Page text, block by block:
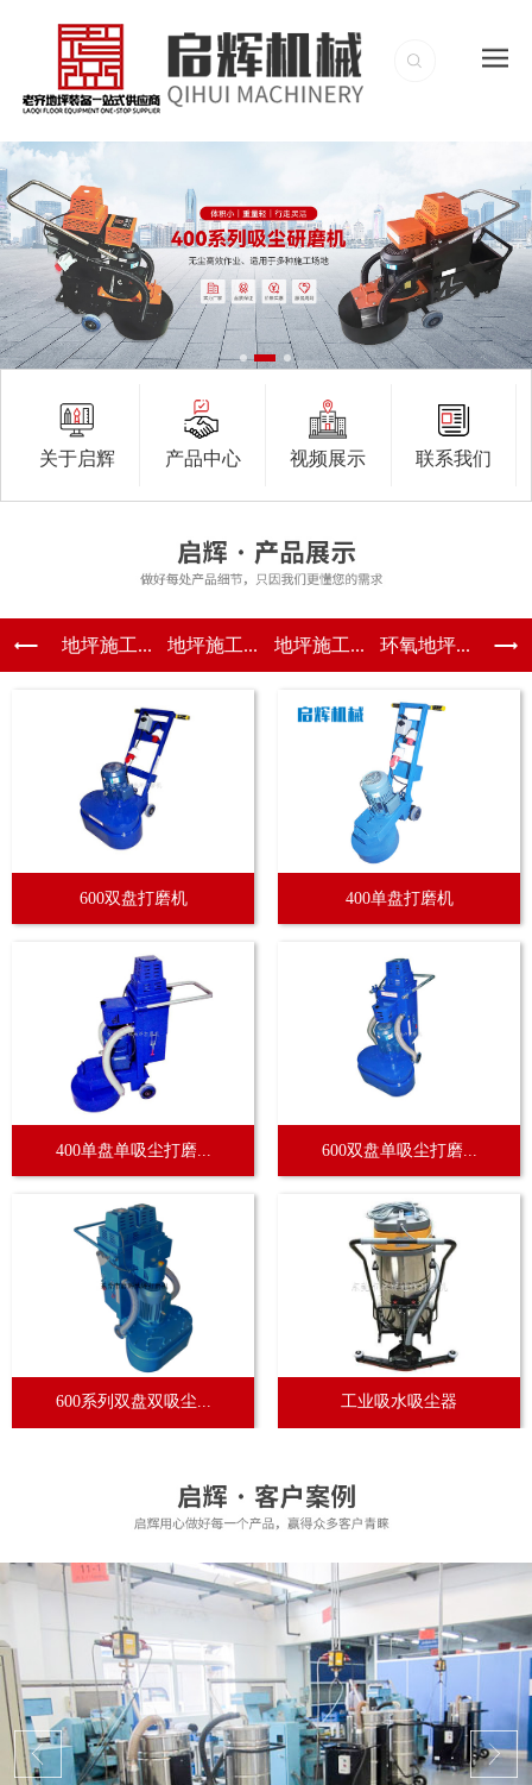
关于启辉 产品中心 视频展示 联系我们
地坪施工... 地坪施工... 地坪施工... 环氧地坪...
600双盘打磨机 400单盘打磨机
400单盘单吸尘打磨... 600双盘单吸尘打磨...
600系列双盘双吸尘... 工业吸水吸尘器